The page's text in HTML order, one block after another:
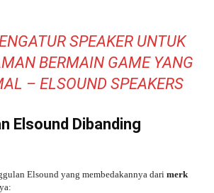
SPEAKER UNTUK
BERMAIN GAME YANG
– ELSOUND SPEAKERS
Elsound Dibanding
Elsound yang membedakannya dari merk